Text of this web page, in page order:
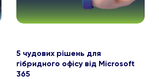
5 чудових рішень для
гібридного офісу від Microsoft
365